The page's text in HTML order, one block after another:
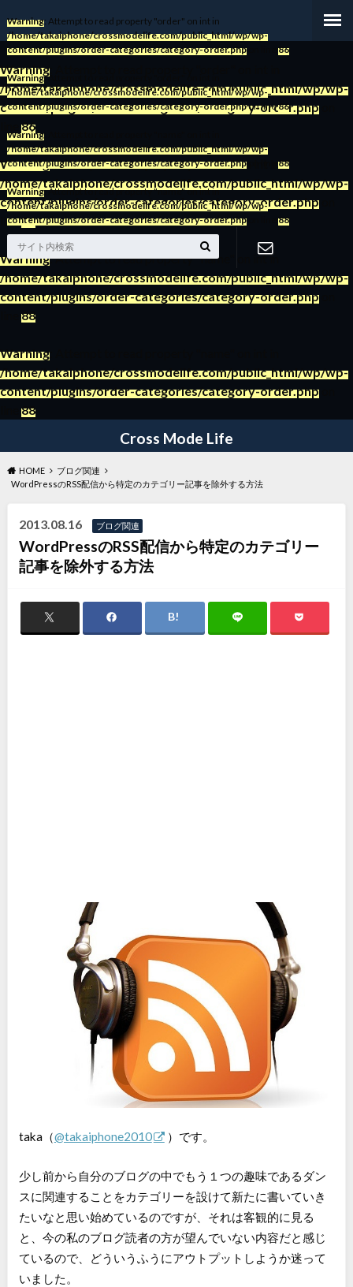
Warning
/home/takaiphone/crossmodelife.com/public_html/wp/wp-
content/plugins/order-categories/category-order.php
86
Warning: Attempt to read property "order" on int in
/home/takaiphone/crossmodelife.com/public_html/wp/wp-
content/plugins/order-categories/category-order.php
line86
Warning: Attempt to read property "name" on int in
/home/takaiphone/crossmodelife.com/public_html/wp/wp-
content/plugins/order-categories/category-order.php
88
Warning
/home/takaiphone/crossmodelife.com/public_html/wp/wp-
content/plugins/order-categories/category-order.php
88
～日々の暮らしの役立つ情報ブログ～
Cross Mode Life
Warning: Attempt to read property "order" on int in
/home/takaiphone/crossmodelife.com/public_html/wp/wp-
content/plugins/order-categories/category-order.phpon line 86
Warning: Attempt to read property "order" on int in
/home/takaiphone/crossmodelife.com/public_html/wp/wp-
content/plugins/order-categories/category-order.phpon line86
Warning: Attempt to read property "name" on int in
/home/takaiphone/crossmodelife.com/public_html/wp/wp-
content/plugins/order-categories/category-order.phpon line 88
Warning: Attempt to read property "name" on int in
/home/takaiphone/crossmodelife.com/public_html/wp/wp-
content/plugins/order-categories/category-order.phpon line 88
お問い合わ
HOME
ブログ関連
WordPressのRSS配信から特定のカテゴリー記事を除外する方法
2013.08.16 ブログ関連
WordPressのRSS配信から特定のカテゴリー
記事を除外する方法
taka（@takaiphone2010 ）です。
少し前から自分のブログの中でもう１つの趣味であるダン
スに関連することをカテゴリーを設けて新たに書いていき
たいなと思い始めているのですが、それは客観的に見る
と、今の私のブログ読者の方が望んでいない内容だと感じ
ているので、どういうふうにアウトプットしようか迷って
いました。